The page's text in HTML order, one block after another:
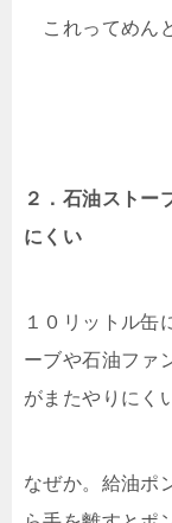
これってめん
２．石油ストー
にくい
１０リットル缶
ーブや石油ファ
がまたやりにく
なぜか。給油ポ